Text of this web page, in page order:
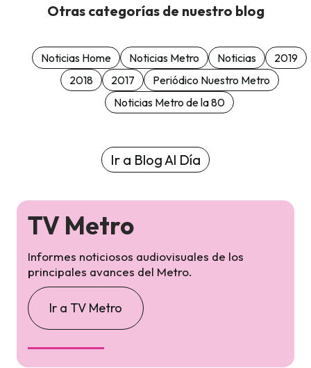
Otras categorías de nuestro blog
Noticias Home Noticias Metro Noticias
2019
2018
2017
Periódico Nuestro Metro
Noticias Metro de la 80
Ir a Blog Al Día
TV Metro
Informes noticiosos audiovisuales de los
principales avances del Metro.
Ir a TV Metro